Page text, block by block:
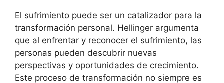
El sufrimiento puede ser un catalizador para la
transformación personal. Hellinger argumenta
que al enfrentar y reconocer el sufrimiento, las
personas pueden descubrir nuevas
perspectivas y oportunidades de crecimiento.
Este proceso de transformación no siempre es